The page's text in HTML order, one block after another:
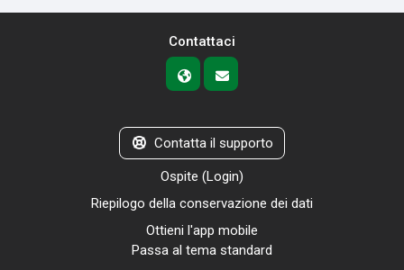
Contattaci
Contatta il supporto
Ospite (Login)
Riepilogo della conservazione dei dati
Ottieni l'app mobile
Passa al tema standard